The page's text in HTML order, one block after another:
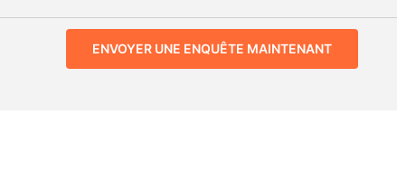
ENVOYER UNE ENQUÊTE MAINTENANT